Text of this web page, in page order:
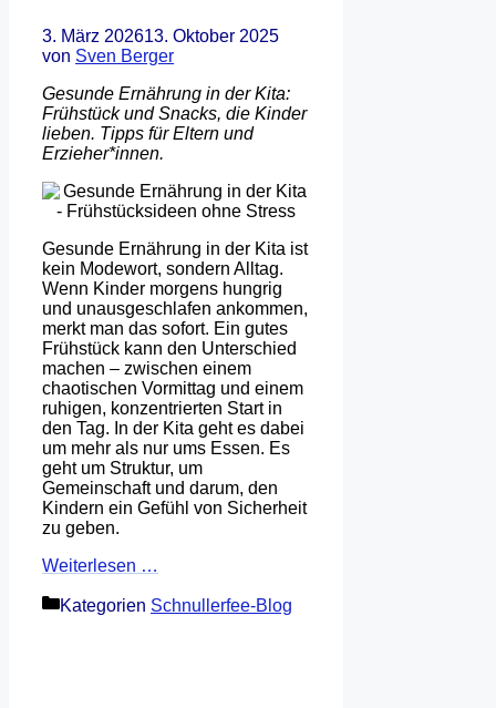
3. März 202613. Oktober 2025
von Sven Berger
Gesunde Ernährung in der Kita:
Frühstück und Snacks, die Kinder
lieben. Tipps für Eltern und
Erzieher*innen.
Gesunde Ernährung in der Kita ist
kein Modewort, sondern Alltag.
Wenn Kinder morgens hungrig
und unausgeschlafen ankommen,
merkt man das sofort. Ein gutes
Frühstück kann den Unterschied
machen – zwischen einem
chaotischen Vormittag und einem
ruhigen, konzentrierten Start in
den Tag. In der Kita geht es dabei
um mehr als nur ums Essen. Es
geht um Struktur, um
Gemeinschaft und darum, den
Kindern ein Gefühl von Sicherheit
zu geben.
Weiterlesen …
Kategorien Schnullerfee-Blog